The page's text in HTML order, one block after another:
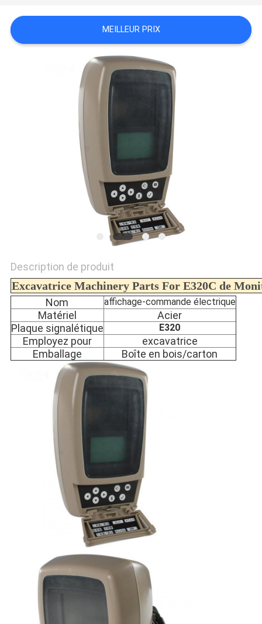
BLOG
POLICY
MEILLEUR PRIX
Description de produit
Excavatrice Machinery Parts For E320C de
Nom affichage-commande électrique
Matériel
Acier
Plaque signalétique
E320
Employez pour
excavatrice
Emballage
Boîte en bois/carton